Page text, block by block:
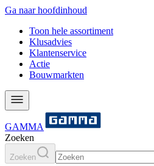
Ga naar hoofdinhoud
Toon hele assortiment
Klusadvies
Klantenservice
Actie
Bouwmarkten
GAMMA
Zoeken
Zoeken